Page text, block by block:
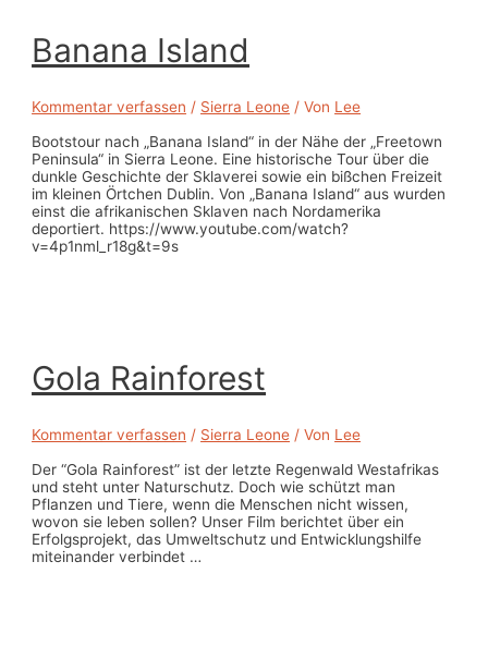
Banana Island
Kommentar verfassen / Sierra Leone / Von Lee
Bootstour nach „Banana Island“ in der Nähe der „Freetown
Peninsula“ in Sierra Leone. Eine historische Tour über die
dunkle Geschichte der Sklaverei sowie ein bißchen Freizeit
im kleinen Örtchen Dublin. Von „Banana Island“ aus wurden
einst die afrikanischen Sklaven nach Nordamerika
deportiert. https://www.youtube.com/watch?
v=4p1nml_r18g&t=9s
Gola Rainforest
Kommentar verfassen / Sierra Leone / Von Lee
Der “Gola Rainforest” ist der letzte Regenwald Westafrikas
und steht unter Naturschutz. Doch wie schützt man
Pflanzen und Tiere, wenn die Menschen nicht wissen,
wovon sie leben sollen? Unser Film berichtet über ein
Erfolgsprojekt, das Umweltschutz und Entwicklungshilfe
miteinander verbindet …